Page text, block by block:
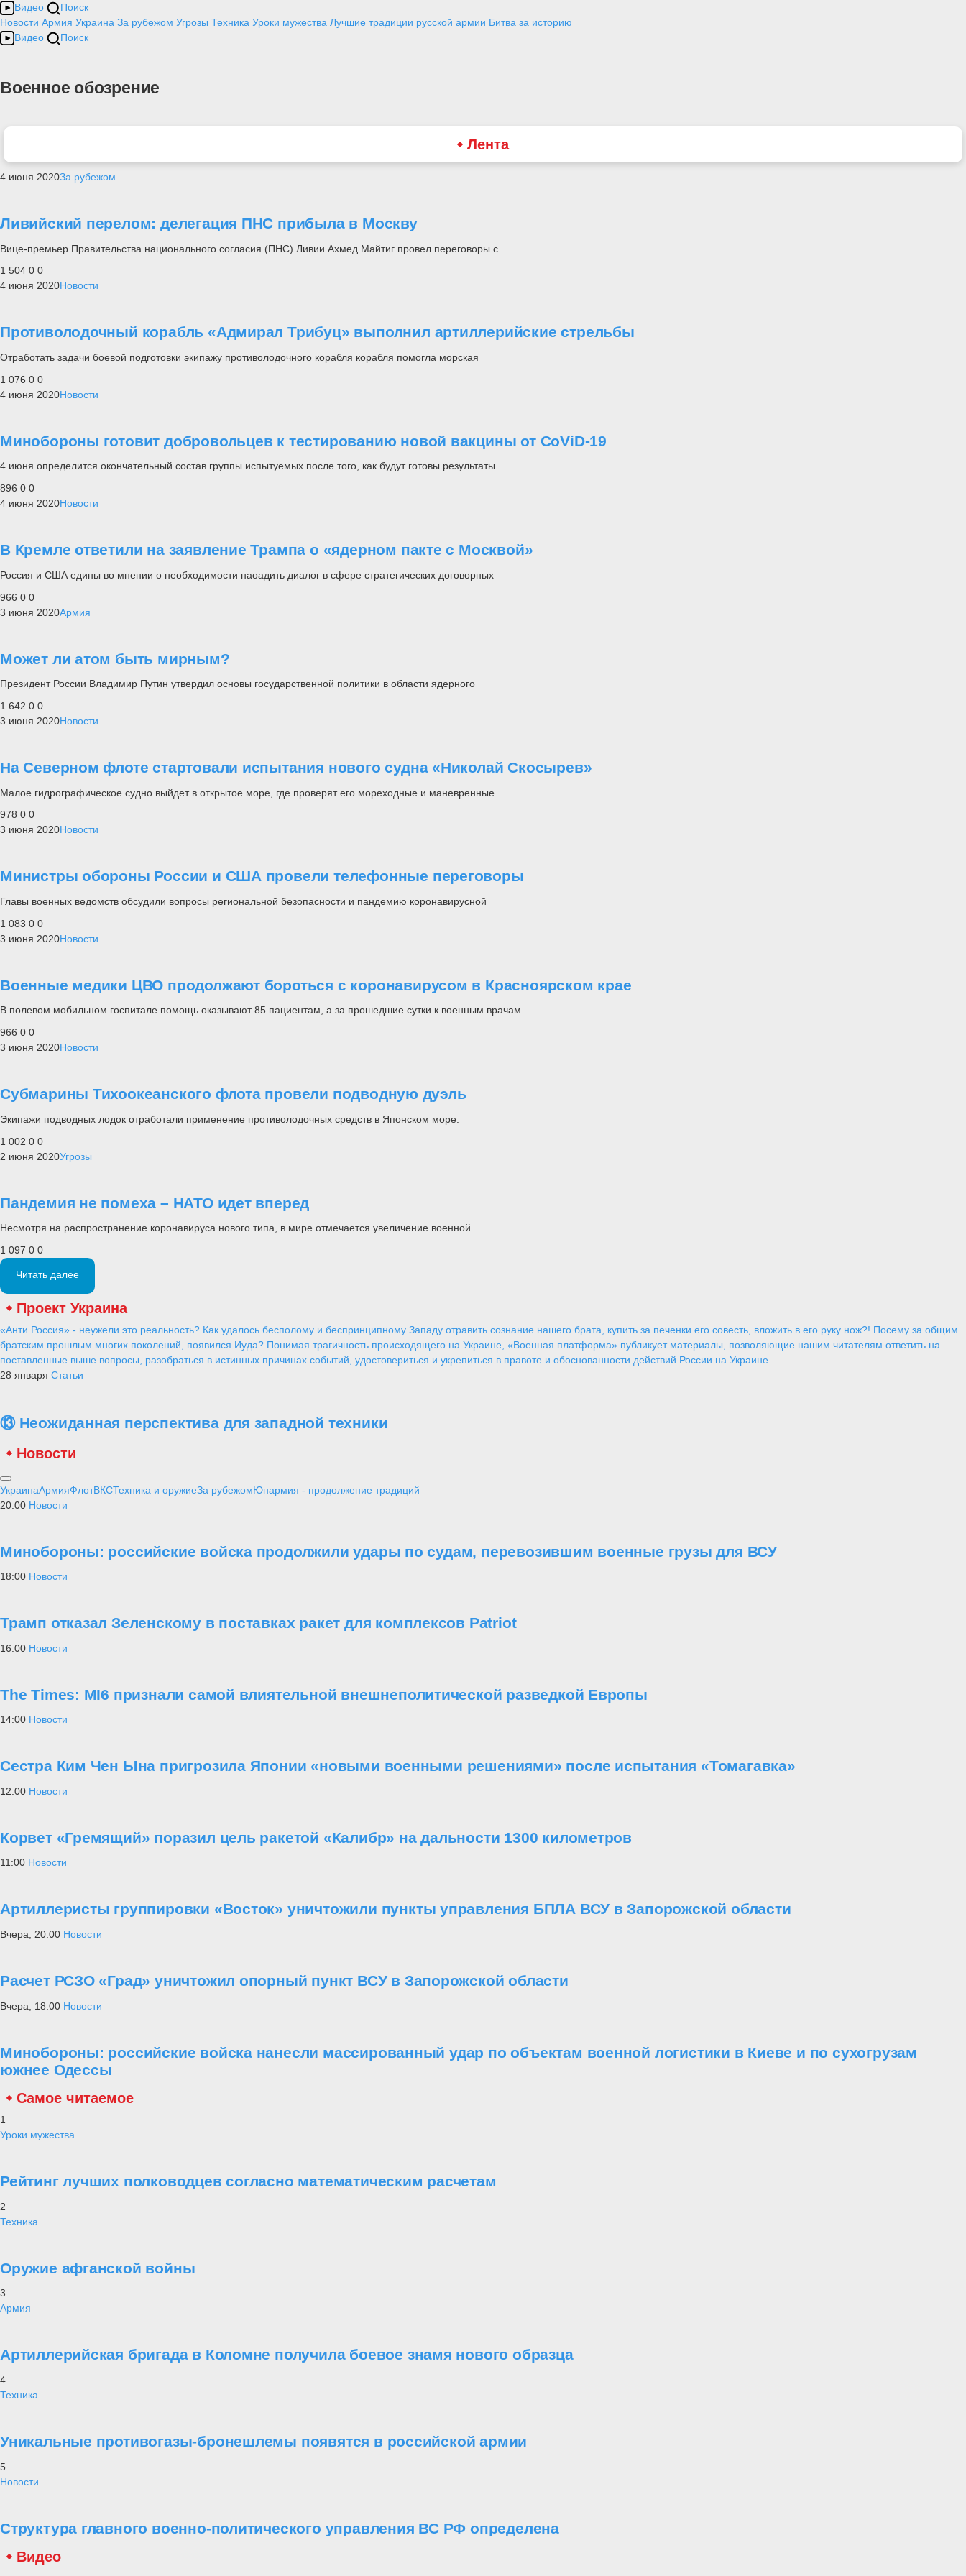
Видео
Поиск
Новости Армия Украина За рубежом Угрозы Техника Уроки мужества Лучшие традиции русской армии Битва за историю
Видео
Поиск
Военное обозрение
Лента
4 июня 2020За рубежом
Ливийский перелом: делегация ПНС прибыла в Москву
Вице-премьер Правительства национального согласия (ПНС) Ливии Ахмед Майтиг провел переговоры с
1 504 0 0
4 июня 2020Новости
Противолодочный корабль «Адмирал Трибуц» выполнил артиллерийские стрельбы
Отработать задачи боевой подготовки экипажу противолодочного корабля корабля помогла морская
1 076 0 0
4 июня 2020Новости
Минобороны готовит добровольцев к тестированию новой вакцины от CoViD-19
4 июня определится окончательный состав группы испытуемых после того, как будут готовы результаты
896 0 0
4 июня 2020Новости
В Кремле ответили на заявление Трампа о «ядерном пакте с Москвой»
Россия и США едины во мнении о необходимости наоадить диалог в сфере стратегических договорных
966 0 0
3 июня 2020Армия
Может ли атом быть мирным?
Президент России Владимир Путин утвердил основы государственной политики в области ядерного
1 642 0 0
3 июня 2020Новости
На Северном флоте стартовали испытания нового судна «Николай Скосырев»
Малое гидрографическое судно выйдет в открытое море, где проверят его мореходные и маневренные
978 0 0
3 июня 2020Новости
Министры обороны России и США провели телефонные переговоры
Главы военных ведомств обсудили вопросы региональной безопасности и пандемию коронавирусной
1 083 0 0
3 июня 2020Новости
Военные медики ЦВО продолжают бороться с коронавирусом в Красноярском крае
В полевом мобильном госпитале помощь оказывают 85 пациентам, а за прошедшие сутки к военным врачам
966 0 0
3 июня 2020Новости
Субмарины Тихоокеанского флота провели подводную дуэль
Экипажи подводных лодок отработали применение противолодочных средств в Японском море.
1 002 0 0
2 июня 2020Угрозы
Пандемия не помеха – НАТО идет вперед
Несмотря на распространение коронавируса нового типа, в мире отмечается увеличение военной
1 097 0 0
Читать далее
Проект Украина
«Анти Россия» - неужели это реальность? Как удалось бесполому и беспринципному Западу отравить сознание нашего брата, купить за печенки его совесть, вложить в его руку нож?! Посему за общим
братским прошлым многих поколений, появился Иуда? Понимая трагичность происходящего на Украине, «Военная платформа» публикует материалы, позволяющие нашим читателям ответить на
поставленные выше вопросы, разобраться в истинных причинах событий, удостовериться и укрепиться в правоте и обоснованности действий России на Украине.
28 января Статьи
⑬ Неожиданная перспектива для западной техники
Новости
УкраинаАрмияФлотВКСТехника и оружиеЗа рубежомЮнармия - продолжение традиций
20:00 Новости
Минобороны: российские войска продолжили удары по судам, перевозившим военные грузы для ВСУ
18:00 Новости
Трамп отказал Зеленскому в поставках ракет для комплексов Patriot
16:00 Новости
The Times: MI6 признали самой влиятельной внешнеполитической разведкой Европы
14:00 Новости
Сестра Ким Чен Ына пригрозила Японии «новыми военными решениями» после испытания «Томагавка»
12:00 Новости
Корвет «Гремящий» поразил цель ракетой «Калибр» на дальности 1300 километров
11:00 Новости
Артиллеристы группировки «Восток» уничтожили пункты управления БПЛА ВСУ в Запорожской области
Вчера, 20:00 Новости
Расчет РСЗО «Град» уничтожил опорный пункт ВСУ в Запорожской области
Вчера, 18:00 Новости
Минобороны: российские войска нанесли массированный удар по объектам военной логистики в Киеве и по сухогрузам
южнее Одессы
Самое читаемое
1
Уроки мужества
Рейтинг лучших полководцев согласно математическим расчетам
2
Техника
Оружие афганской войны
3
Армия
Артиллерийская бригада в Коломне получила боевое знамя нового образца
4
Техника
Уникальные противогазы-бронешлемы появятся в российской армии
5
Новости
Структура главного военно-политического управления ВС РФ определена
Видео